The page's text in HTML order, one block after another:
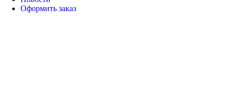
Оформить заказ